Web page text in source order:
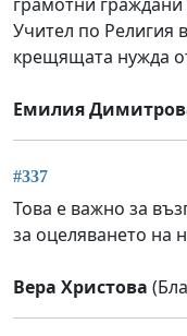
Учител по Религия
крещящата нужда
Емилия
#337
Това е важно за
за оцеляването на
Вера Христова